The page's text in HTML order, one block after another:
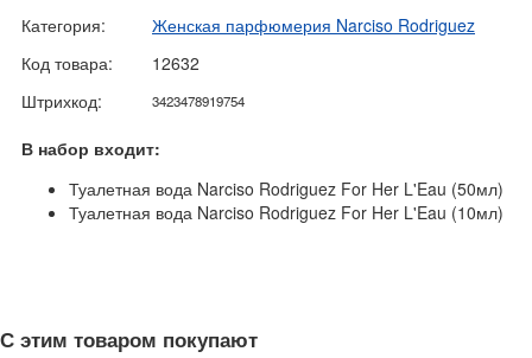
Категория:
Женская парфюмерия Narciso Rodriguez
Код товара:
12632
Штрихкод:
3423478919754
В набор входит:
Туалетная вода Narciso Rodriguez For Her L'Eau (50мл)
Туалетная вода Narciso Rodriguez For Her L'Eau (10мл)
С этим товаром покупают